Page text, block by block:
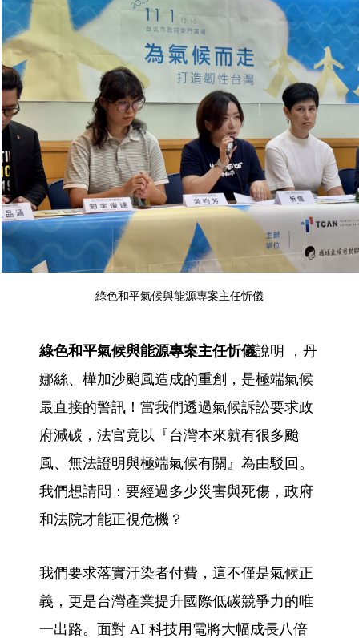
綠色和平氣候與能源專案主任忻儀
綠色和平氣候與能源專案主任忻儀說明 ，丹
娜絲、樺加沙颱風造成的重創，是極端氣候
最直接的警訊！當我們透過氣候訴訟要求政
府減碳，法官竟以『台灣本來就有很多颱
風、無法證明與極端氣候有關』為由駁回。
我們想請問：要經過多少災害與死傷，政府
和法院才能正視危機？
我們要求落實汙染者付費，這不僅是氣候正
義，更是台灣產業提升國際低碳競爭力的唯
一出路。面對 AI 科技用電將大幅成長八倍